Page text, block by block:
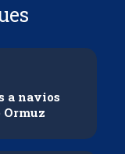
a navios
Ormuz